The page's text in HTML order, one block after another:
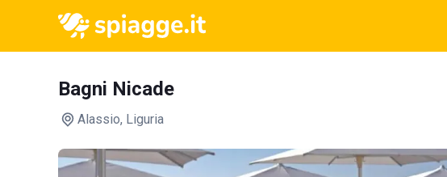
Bagni Nicade
Alassio, Liguria